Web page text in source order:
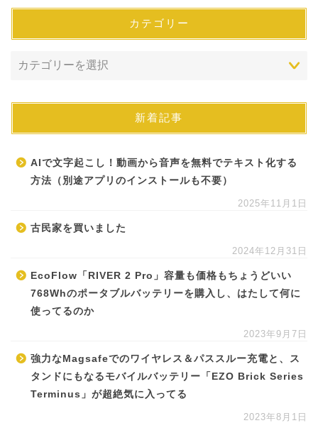
カテゴリー
新着記事
AIで文字起こし！動画から音声を無料でテキスト化する
方法（別途アプリのインストールも不要）
2025年11月1日
古民家を買いました
2024年12月31日
EcoFlow「RIVER 2 Pro」容量も価格もちょうどいい
768Whのポータブルバッテリーを購入し、はたして何に
使ってるのか
2023年9月7日
強力なMagsafeでのワイヤレス＆パススルー充電と、ス
タンドにもなるモバイルバッテリー「EZO Brick Series
Terminus」が超絶気に入ってる
2023年8月1日